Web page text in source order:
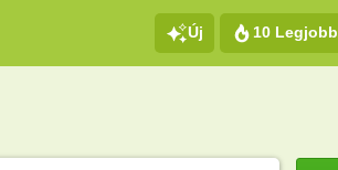
Új 10 Legjobb